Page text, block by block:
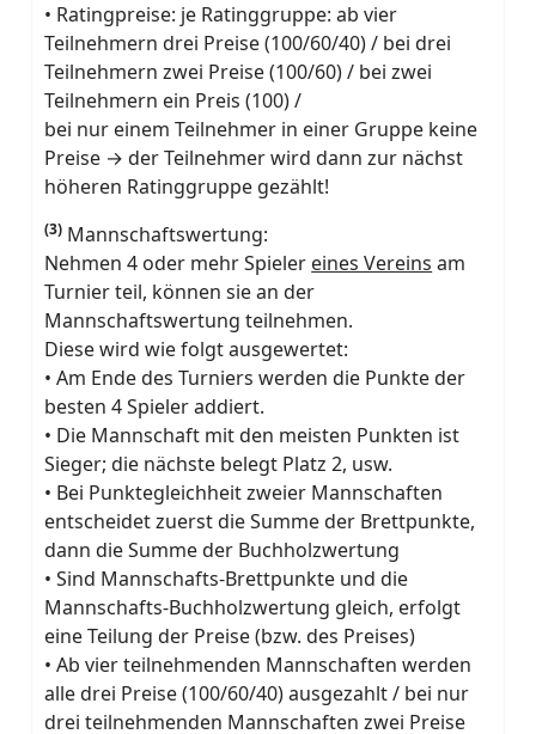
• Ratingpreise: je Ratinggruppe: ab vier
Teilnehmern drei Preise (100/60/40) / bei drei
Teilnehmern zwei Preise (100/60) / bei zwei
Teilnehmern ein Preis (100) /
bei nur einem Teilnehmer in einer Gruppe keine
Preise → der Teilnehmer wird dann zur nächst
höheren Ratinggruppe gezählt!
(3) Mannschaftswertung:
Nehmen 4 oder mehr Spieler eines Vereins am
Turnier teil, können sie an der
Mannschaftswertung teilnehmen.
Diese wird wie folgt ausgewertet:
• Am Ende des Turniers werden die Punkte der
besten 4 Spieler addiert.
• Die Mannschaft mit den meisten Punkten ist
Sieger; die nächste belegt Platz 2, usw.
• Bei Punktegleichheit zweier Mannschaften
entscheidet zuerst die Summe der Brettpunkte,
dann die Summe der Buchholzwertung
• Sind Mannschafts-Brettpunkte und die
Mannschafts-Buchholzwertung gleich, erfolgt
eine Teilung der Preise (bzw. des Preises)
• Ab vier teilnehmenden Mannschaften werden
alle drei Preise (100/60/40) ausgezahlt / bei nur
drei teilnehmenden Mannschaften zwei Preise